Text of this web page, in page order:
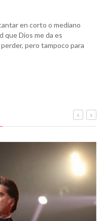
en corto o mediano
que Dios me da es
pero tampoco para